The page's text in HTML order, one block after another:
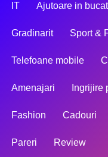
IT Ajutoare in
Gradinarit Sport &
Telefoane mobile
Amenajari Ingrijire
Fashion Cadouri
Pareri Review